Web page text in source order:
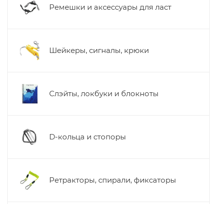
Ремешки и аксессуары для ласт
Шейкеры, сигналы, крюки
Слэйты, локбуки и блокноты
D-кольца и стопоры
Ретракторы, спирали, фиксаторы